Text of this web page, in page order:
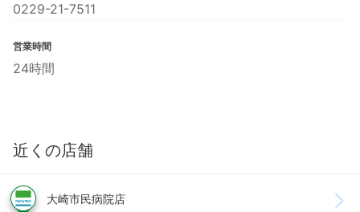
0229-21-7511
営業時間
24時間
近くの店舗
大崎市民病院店